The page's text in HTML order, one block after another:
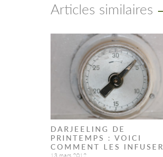
Articles similaires
DARJEELING DE
PRINTEMPS : VOICI
COMMENT LES INFUSER
13 mars 2012